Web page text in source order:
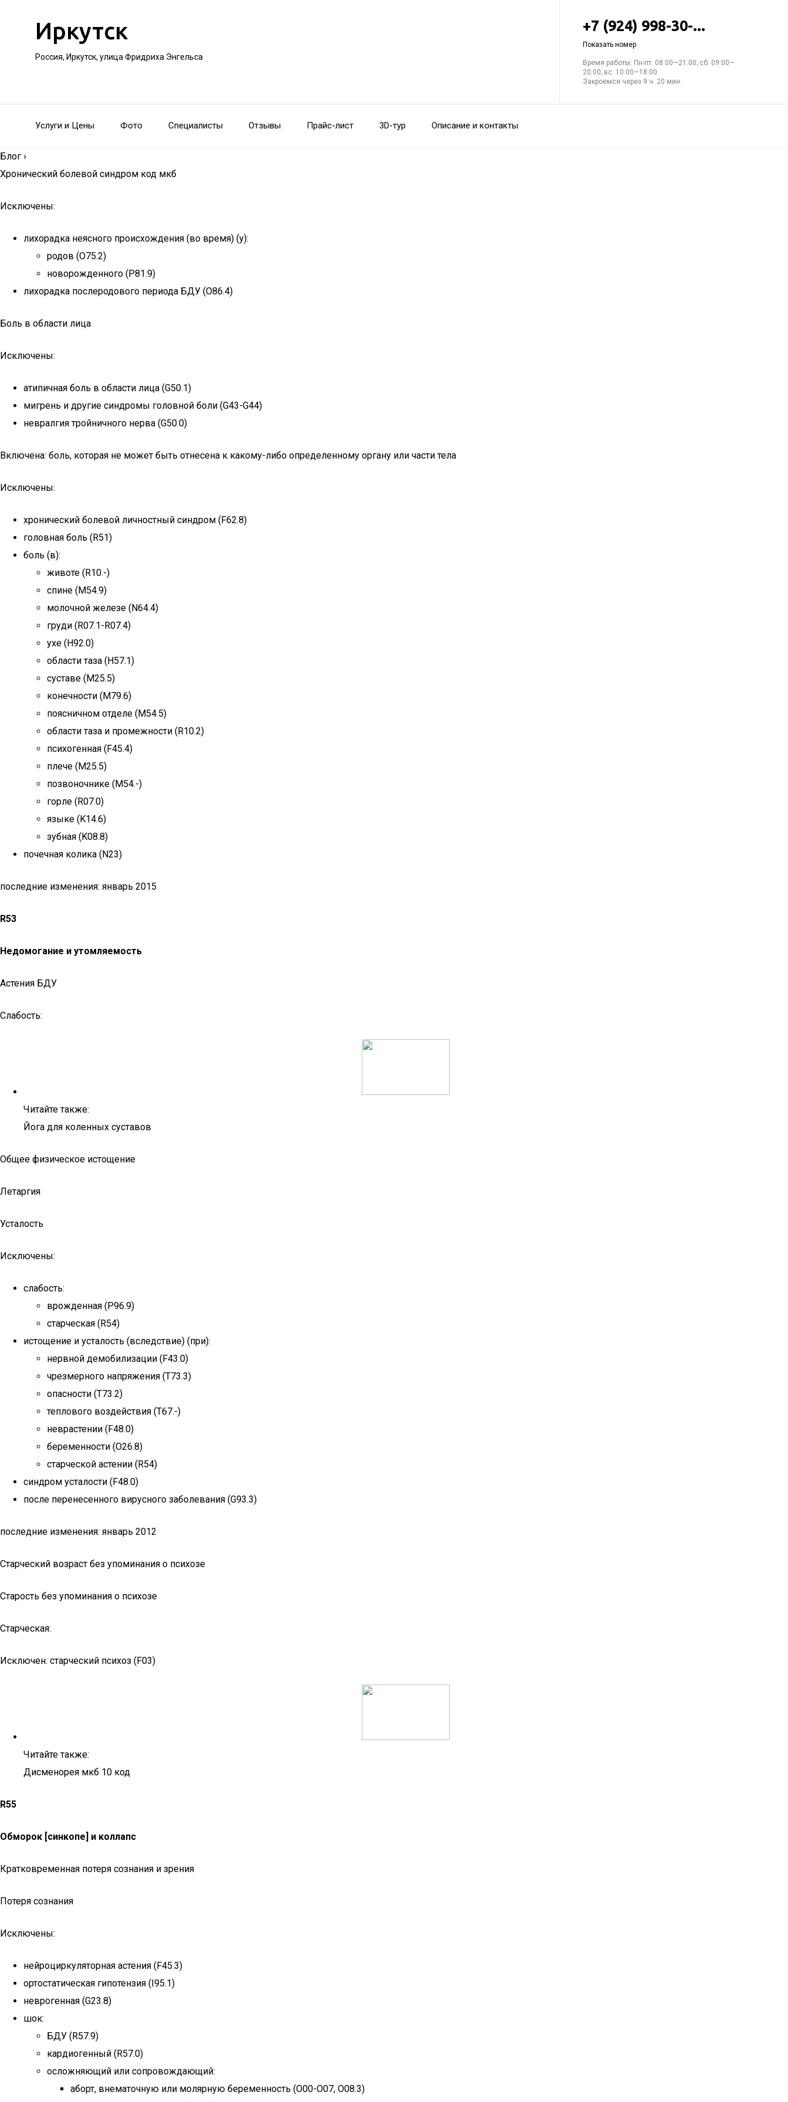
Иркутск
Россия, Иркутск, улица Фридриха Энгельса
+7 (924) 998-30-...
Показать номер
Время работы: Пн-пт: 08:00—21:00; сб: 09:00—
20:00; вс: 10:00—18:00
Закроемся через 9 ч. 20 мин.
Услуги и Цены Фото Специалисты Отзывы Прайс-лист 3D-тур Описание и контакты
Блог ›
Хронический болевой синдром код мкб
Исключены:
лихорадка неясного происхождения (во время) (у):
родов (O75.2)
новорожденного (P81.9)
лихорадка послеродового периода БДУ (O86.4)
Боль в области лица
Исключены:
атипичная боль в области лица (G50.1)
мигрень и другие синдромы головной боли (G43-G44)
невралгия тройничного нерва (G50.0)
Включена: боль, которая не может быть отнесена к какому-либо определенному органу или части тела
Исключены:
хронический болевой личностный синдром (F62.8)
головная боль (R51)
боль (в):
животе (R10.-)
спине (M54.9)
молочной железе (N64.4)
груди (R07.1-R07.4)
ухе (H92.0)
области таза (H57.1)
суставе (M25.5)
конечности (M79.6)
поясничном отделе (M54.5)
области таза и промежности (R10.2)
психогенная (F45.4)
плече (M25.5)
позвоночнике (M54.-)
горле (R07.0)
языке (K14.6)
зубная (K08.8)
почечная колика (N23)
последние изменения: январь 2015
R53
Недомогание и утомляемость
Астения БДУ
Слабость:
Читайте также:
Йога для коленных суставов
Общее физическое истощение
Летаргия
Усталость
Исключены:
слабость:
врожденная (P96.9)
старческая (R54)
истощение и усталость (вследствие) (при):
нервной демобилизации (F43.0)
чрезмерного напряжения (T73.3)
опасности (T73.2)
теплового воздействия (T67.-)
неврастении (F48.0)
беременности (O26.8)
старческой астении (R54)
синдром усталости (F48.0)
после перенесенного вирусного заболевания (G93.3)
последние изменения: январь 2012
Старческий возраст без упоминания о психозе
Старость без упоминания о психозе
Старческая:
Исключен: старческий психоз (F03)
Читайте также:
Дисменорея мкб 10 код
R55
Обморок [синкопе] и коллапс
Кратковременная потеря сознания и зрения
Потеря сознания
Исключены:
нейроциркуляторная астения (F45.3)
ортостатическая гипотензия (I95.1)
неврогенная (G23.8)
шок:
БДУ (R57.9)
кардиогенный (R57.0)
осложняющий или сопровождающий:
аборт, внематочную или молярную беременность (O00-O07, O08.3)